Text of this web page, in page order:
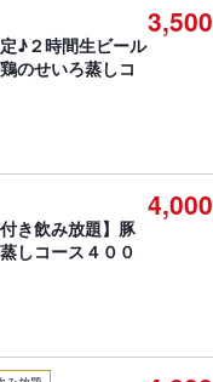
♪２時間生ビール
のせいろ蒸しコ
3,500
き飲み放題】豚
しコース４００
4,000